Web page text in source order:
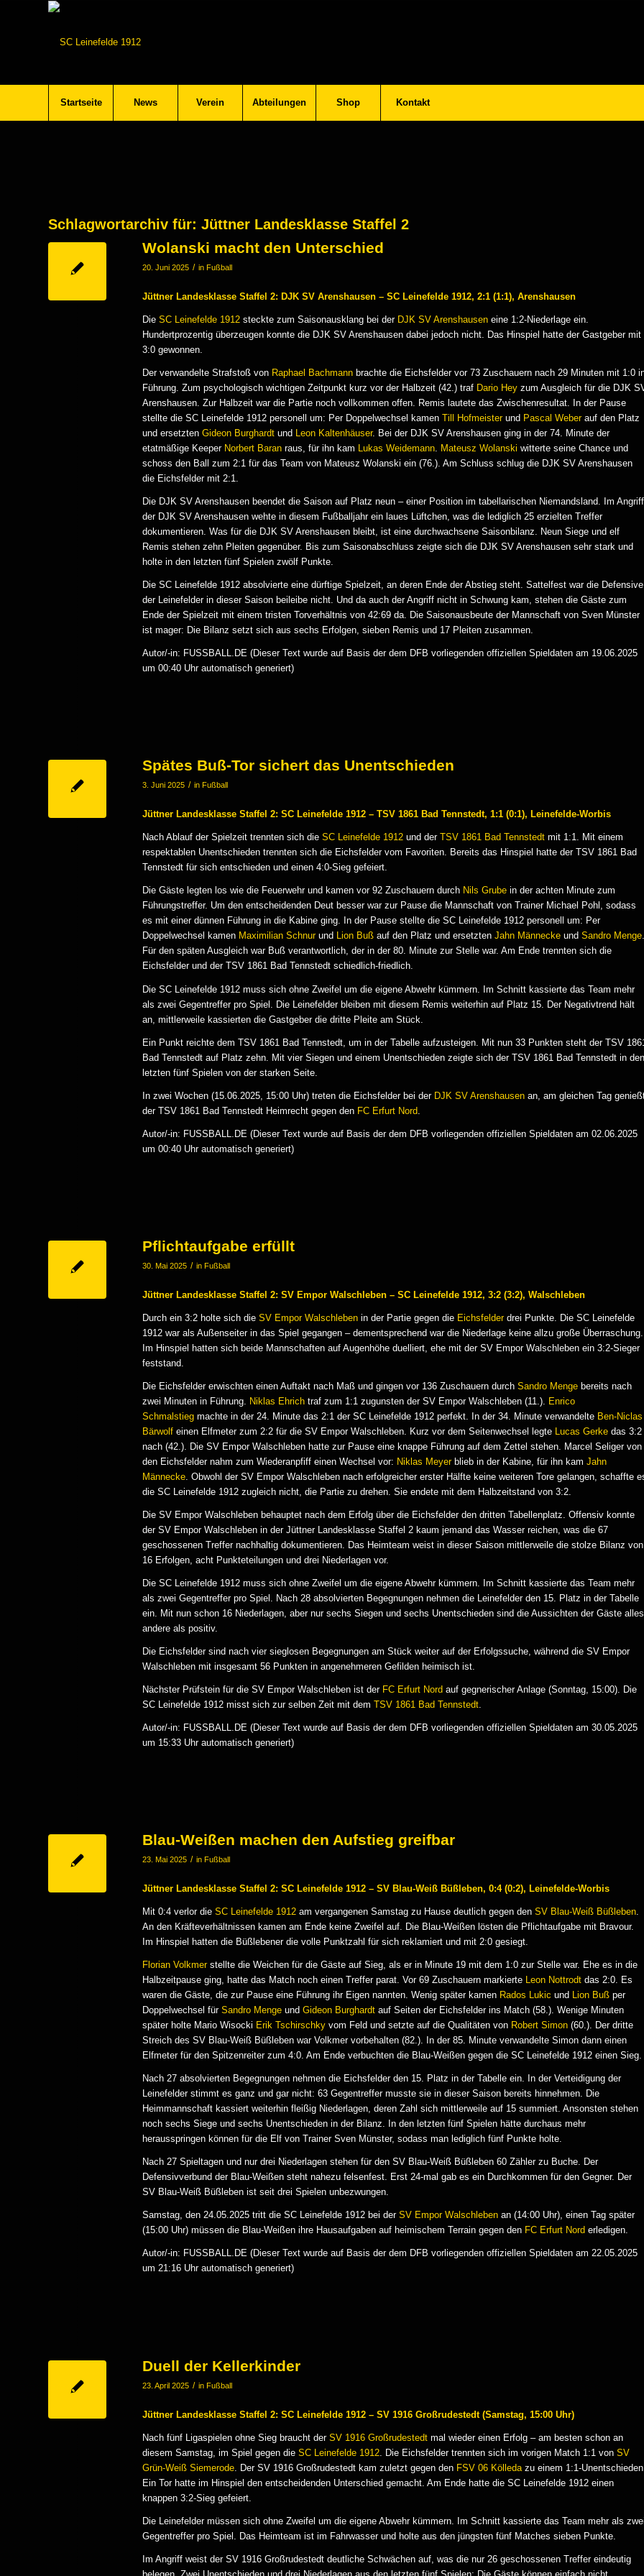
Startseite News Verein Abteilungen Shop Kontakt
Schlagwortarchiv für: Jüttner Landesklasse Staffel 2
Wolanski macht den Unterschied
20. Juni 2025 / in Fußball
Jüttner Landesklasse Staffel 2: DJK SV Arenshausen – SC Leinefelde 1912, 2:1 (1:1), Arenshausen
Die SC Leinefelde 1912 steckte zum Saisonausklang bei der DJK SV Arenshausen eine 1:2-Niederlage ein.
Hundertprozentig überzeugen konnte die DJK SV Arenshausen dabei jedoch nicht. Das Hinspiel hatte der Gastgeber mit
3:0 gewonnen.
Der verwandelte Strafstoß von Raphael Bachmann brachte die Eichsfelder vor 73 Zuschauern nach 29 Minuten mit 1:0
Führung. Zum psychologisch wichtigen Zeitpunkt kurz vor der Halbzeit (42.) traf Dario Hey zum Ausgleich für die DJK
Arenshausen. Zur Halbzeit war die Partie noch vollkommen offen. Remis lautete das Zwischenresultat. In der Pause
stellte die SC Leinefelde 1912 personell um: Per Doppelwechsel kamen Till Hofmeisterund Pascal Weberauf den Platz
und ersetzten Gideon Burghardt und Leon Kaltenhäuser. Bei der DJK SV Arenshausen ging in der 74. Minute der
etatmäßige Keeper Norbert Baran raus, für ihn kam Lukas Weidemann. Mateusz Wolanski witterte seine Chance und
schoss den Ball zum 2:1 für das Team von Mateusz Wolanski ein (76.). Am Schluss schlug die DJK SV Arenshausen
die Eichsfelder mit 2:1.
Die DJK SV Arenshausen beendet die Saison auf Platz neun – einer Position im tabellarischen Niemandsland. Im Angriff
der DJK SV Arenshausen wehte in diesem Fußballjahr ein laues Lüftchen, was die lediglich 25 erzielten Treffer
dokumentieren. Was für die DJK SV Arenshausen bleibt, ist eine durchwachsene Saisonbilanz. Neun Siege und elf
Remis stehen zehn Pleiten gegenüber. Bis zum Saisonabschluss zeigte sich die DJK SV Arenshausen sehr stark und
holte in den letzten fünf Spielen zwölf Punkte.
Die SC Leinefelde 1912 absolvierte eine dürftige Spielzeit, an deren Ende der Abstieg steht. Sattelfest war die Defensive
der Leinefelder in dieser Saison beileibe nicht. Und da auch der Angriff nicht in Schwung kam, stehen die Gäste zum
Ende der Spielzeit mit einem tristen Torverhältnis von 42:69 da. Die Saisonausbeute der Mannschaft von Sven Münster
ist mager: Die Bilanz setzt sich aus sechs Erfolgen, sieben Remis und 17 Pleiten zusammen.
Autor/-in: FUSSBALL.DE (Dieser Text wurde auf Basis der dem DFB vorliegenden offiziellen Spieldaten am 19.06.2025
um 00:40 Uhr automatisch generiert)
Spätes Buß-Tor sichert das Unentschieden
3. Juni 2025 / in Fußball
Jüttner Landesklasse Staffel 2: SC Leinefelde 1912 – TSV 1861 Bad Tennstedt, 1:1 (0:1), Leinefelde-Worbis
Nach Ablauf der Spielzeit trennten sich die SC Leinefelde 1912 und der TSV 1861 Bad Tennstedt mit 1:1. Mit einem
respektablen Unentschieden trennten sich die Eichsfelder vom Favoriten. Bereits das Hinspiel hatte der TSV 1861 Bad
Tennstedt für sich entschieden und einen 4:0-Sieg gefeiert.
Die Gäste legten los wie die Feuerwehr und kamen vor 92 Zuschauern durch Nils Grube in der achten Minute zum
Führungstreffer. Um den entscheidenden Deut besser war zur Pause die Mannschaft von Trainer Michael Pohl, sodass
es mit einer dünnen Führung in die Kabine ging. In der Pause stellte die SC Leinefelde 1912 personell um: Per
Doppelwechsel kamen Maximilian Schnurund Lion Buß auf den Platz und ersetzten Jahn Männecke und Sandro Menge.
Für den späten Ausgleich war Buß verantwortlich, der in der 80. Minute zur Stelle war. Am Ende trennten sich die
Eichsfelder und der TSV 1861 Bad Tennstedt schiedlich-friedlich.
Die SC Leinefelde 1912 muss sich ohne Zweifel um die eigene Abwehr kümmern. Im Schnitt kassierte das Team mehr
als zwei Gegentreffer pro Spiel. Die Leinefelder bleiben mit diesem Remis weiterhin auf Platz 15. Der Negativtrend hält
an, mittlerweile kassierten die Gastgeber die dritte Pleite am Stück.
Ein Punkt reichte dem TSV 1861 Bad Tennstedt, um in der Tabelle aufzusteigen. Mit nun 33 Punkten steht der TSV
Bad Tennstedt auf Platz zehn. Mit vier Siegen und einem Unentschieden zeigte sich der TSV 1861 Bad Tennstedt in den
letzten fünf Spielen von der starken Seite.
In zwei Wochen (15.06.2025, 15:00 Uhr) treten die Eichsfelder bei der DJK SV Arenshausen an, am gleichen Tag
der TSV 1861 Bad Tennstedt Heimrecht gegen den FC Erfurt Nord
Autor/-in: FUSSBALL.DE (Dieser Text wurde auf Basis der dem DFB vorliegenden offiziellen Spieldaten am 02.06.2025
um 00:40 Uhr automatisch generiert)
Pflichtaufgabe erfüllt
30. Mai 2025 / in Fußball
Jüttner Landesklasse Staffel 2: SV Empor Walschleben – SC Leinefelde 1912, 3:2 (3:2), Walschleben
Durch ein 3:2 holte sich die SV Empor Walschleben in der Partie gegen die Eichsfelderdrei Punkte. Die SC Leinefelde
1912 war als Außenseiter in das Spiel gegangen – dementsprechend war die Niederlage keine allzu große Überraschung.
Im Hinspiel hatten sich beide Mannschaften auf Augenhöhe duelliert, ehe mit der SV Empor Walschleben ein 3:2-Sieger
feststand.
Die Eichsfelder erwischten einen Auftakt nach Maß und gingen vor 136 Zuschauern durch Sandro Menge bereits nach
zwei Minuten in Führung.
Niklas Ehrich traf zum 1:1 zugunsten der SV Empor Walschleben (11.).
Enrico
Schmalstieg machte in der 24. Minute das 2:1 der SC Leinefelde 1912 perfekt. In der 34. Minute verwandelte Ben-Niclas
Bärwolf einen Elfmeter zum 2:2 für die SV Empor Walschleben. Kurz vor dem Seitenwechsel legte Lucas Gerke das 3:2
nach (42.). Die SV Empor Walschleben hatte zur Pause eine knappe Führung auf dem Zettel stehen. Marcel Seliger von
den Eichsfelder nahm zum Wiederanpfiff einen Wechsel vor: Niklas Meyerblieb in der Kabine, für ihn kam Jahn
Männecke . Obwohl der SV Empor Walschleben nach erfolgreicher erster Hälfte keine weiteren Tore gelangen, schaffte
die SC Leinefelde 1912 zugleich nicht, die Partie zu drehen. Sie endete mit dem Halbzeitstand von 3:2.
Die SV Empor Walschleben behauptet nach dem Erfolg über die Eichsfelder den dritten Tabellenplatz. Offensiv konnte
der SV Empor Walschleben in der Jüttner Landesklasse Staffel 2 kaum jemand das Wasser reichen, was die 67
geschossenen Treffer nachhaltig dokumentieren. Das Heimteam weist in dieser Saison mittlerweile die stolze Bilanz von
16 Erfolgen, acht Punkteteilungen und drei Niederlagen vor.
Die SC Leinefelde 1912 muss sich ohne Zweifel um die eigene Abwehr kümmern. Im Schnitt kassierte das Team mehr
als zwei Gegentreffer pro Spiel. Nach 28 absolvierten Begegnungen nehmen die Leinefelder den 15. Platz in der Tabelle
ein. Mit nun schon 16 Niederlagen, aber nur sechs Siegen und sechs Unentschieden sind die Aussichten der Gäste alles
andere als positiv.
Die Eichsfelder sind nach vier sieglosen Begegnungen am Stück weiter auf der Erfolgssuche, während die SV Empor
Walschleben mit insgesamt 56 Punkten in angenehmeren Gefilden heimisch ist.
Nächster Prüfstein für die SV Empor Walschleben ist der FC Erfurt Nord auf gegnerischer Anlage (Sonntag, 15:00). Die
SC Leinefelde 1912 misst sich zur selben Zeit mit dem TSV 1861 Bad Tennstedt.
Autor/-in: FUSSBALL.DE (Dieser Text wurde auf Basis der dem DFB vorliegenden offiziellen Spieldaten am 30.05.2025
um 15:33 Uhr automatisch generiert)
Blau-Weißen machen den Aufstieg greifbar
23. Mai 2025 / in Fußball
Jüttner Landesklasse Staffel 2: SC Leinefelde 1912 – SV Blau-Weiß Büßleben, 0:4 (0:2), Leinefelde-Worbis
Mit 0:4 verlor die SC Leinefelde 1912 am vergangenen Samstag zu Hause deutlich gegen den SV Blau-Weiß Büßleben.
An den Kräfteverhältnissen kamen am Ende keine Zweifel auf. Die Blau-Weißen lösten die Pflichtaufgabe mit Bravour.
Im Hinspiel hatten die Büßlebener die volle Punktzahl für sich reklamiert und mit 2:0 gesiegt.
Florian Volkmerstellte die Weichen für die Gäste auf Sieg, als er in Minute 19 mit dem 1:0 zur Stelle war. Ehe es in die
Halbzeitpause ging, hatte das Match noch einen Treffer parat. Vor 69 Zuschauern markierte Leon Nottrodt das 2:0. Es
waren die Gäste, die zur Pause eine Führung ihr Eigen nannten. Wenig später kamen Rados Lukic und Lion Buß per
Doppelwechsel für Sandro Menge und Gideon Burghardt auf Seiten der Eichsfelder ins Match (58.). Wenige Minuten
später holte Mario Wisocki Erik Tschirschky vom Feld und setzte auf die Qualitäten von Robert Simon (60.). Der dritte
Streich des SV Blau-Weiß Büßleben war Volkmer vorbehalten (82.). In der 85. Minute verwandelte Simon dann einen
Elfmeter für den Spitzenreiter zum 4:0. Am Ende verbuchten die Blau-Weißen gegen die SC Leinefelde 1912 einen Sieg.
Nach 27 absolvierten Begegnungen nehmen die Eichsfelder den 15. Platz in der Tabelle ein. In der Verteidigung der
Leinefelder stimmt es ganz und gar nicht: 63 Gegentreffer musste sie in dieser Saison bereits hinnehmen. Die
Heimmannschaft kassiert weiterhin fleißig Niederlagen, deren Zahl sich mittlerweile auf 15 summiert. Ansonsten stehen
noch sechs Siege und sechs Unentschieden in der Bilanz. In den letzten fünf Spielen hätte durchaus mehr
herausspringen können für die Elf von Trainer Sven Münster, sodass man lediglich fünf Punkte holte.
Nach 27 Spieltagen und nur drei Niederlagen stehen für den SV Blau-Weiß Büßleben 60 Zähler zu Buche. Der
Defensivverbund der Blau-Weißen steht nahezu felsenfest. Erst 24-mal gab es ein Durchkommen für den Gegner. Der
SV Blau-Weiß Büßleben ist seit drei Spielen unbezwungen.
Samstag, den 24.05.2025 tritt die SC Leinefelde 1912 bei der SV Empor Walschleben an (14:00 Uhr), einen Tag später
(15:00 Uhr) müssen die Blau-Weißen ihre Hausaufgaben auf heimischem Terrain gegen den FC Erfurt Nord erledigen.
Autor/-in: FUSSBALL.DE (Dieser Text wurde auf Basis der dem DFB vorliegenden offiziellen Spieldaten am 22.05.2025
um 21:16 Uhr automatisch generiert)
Duell der Kellerkinder
23. April 2025 / in Fußball
Jüttner Landesklasse Staffel 2: SC Leinefelde 1912 – SV 1916 Großrudestedt (Samstag, 15:00 Uhr)
Nach fünf Ligaspielen ohne Sieg braucht der SV 1916 Großrudestedt mal wieder einen Erfolg – am besten schon an
diesem Samstag, im Spiel gegen die SC Leinefelde 1912 . Die Eichsfelder trennten sich im vorigen Match 1:1 von SV
Grün-Weiß Siemerode . Der SV 1916 Großrudestedt kam zuletzt gegen den FSV 06 Kölleda zu einem 1:1-
Ein Tor hatte im Hinspiel den entscheidenden Unterschied gemacht. Am Ende hatte die SC Leinefelde 1912 einen
knappen 3:2-Sieg gefeiert.
Die Leinefelder müssen sich ohne Zweifel um die eigene Abwehr kümmern. Im Schnitt kassierte das Team mehr als
Gegentreffer pro Spiel. Das Heimteam ist im Fahrwasser und holte aus den jüngsten fünf Matches sieben Punkte.
Im Angriff weist der SV 1916 Großrudestedt deutliche Schwächen auf, was die nur 26 geschossenen Treffer eindeutig